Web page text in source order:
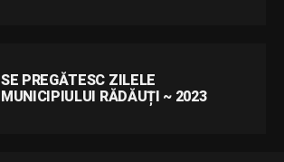
SE PREGĂTESC ZILELE
MUNICIPIULUI RĂDĂUȚI ~ 2023